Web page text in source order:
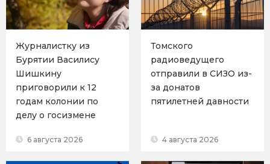
Журналистку из
Бурятии Василису
Шишкину
приговорили к 12
годам колонии по
делу о госизмене
6 августа 2026
Томского
радиоведущего
отправили в СИЗО из-
за донатов
пятилетней давности
4 августа 2026